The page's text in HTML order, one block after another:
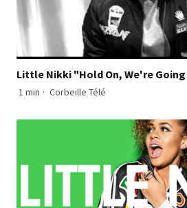
Little Nikki "Hold On, We're
1 min · Corbeille Télé